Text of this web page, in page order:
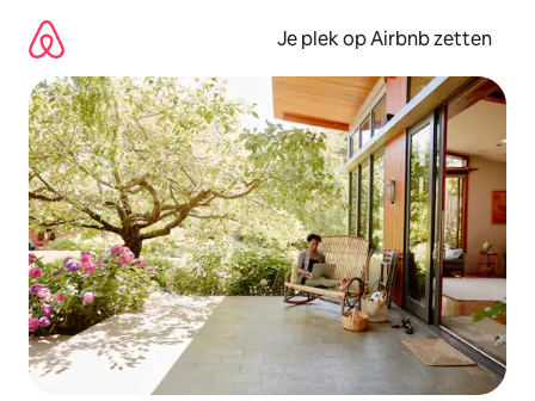
direct
naar
inhoud
Je plek op Airbnb zetten